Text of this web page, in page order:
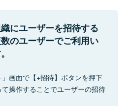
にユーザーを招待する
のユーザーでご利用い
」画面で【+招待】ボタンを押下
操作することでユーザーの招待